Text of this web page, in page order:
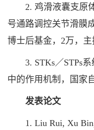
2. 鸡滑液囊支原体
号通路调控关节滑膜
博士后基金，2万，主
3. STKs／STPs系
中的作用机制，国家
发表论文
1. Liu Rui, Xu Bin,